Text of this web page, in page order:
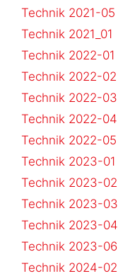
Technik 2021-05
Technik 2021_01
Technik 2022-01
Technik 2022-02
Technik 2022-03
Technik 2022-04
Technik 2022-05
Technik 2023-01
Technik 2023-02
Technik 2023-03
Technik 2023-04
Technik 2023-06
Technik 2024-02